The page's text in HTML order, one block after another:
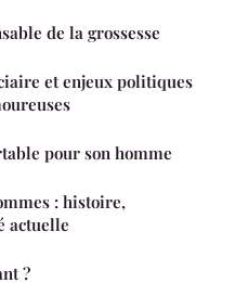
de la grossesse
et enjeux politiques
pour son homme
: histoire,
actuelle
?